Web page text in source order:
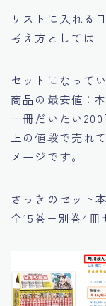
リストに入れる
考え方としては
セットになって
商品の最安値÷
一冊だいたい
上の値段で売れ
メージです。
さっきのセット
全15巻+別巻4冊